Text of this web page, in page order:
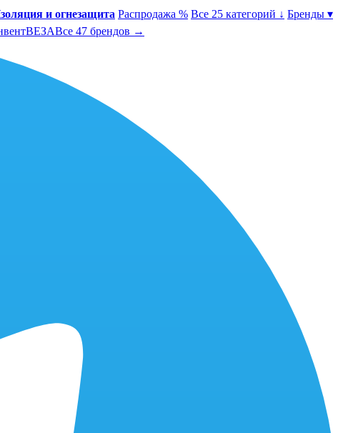
и огнезащита Распродажа % Все 25 категорий ↓ Бренды ▾
ВЕЗАВсе 47 брендов →